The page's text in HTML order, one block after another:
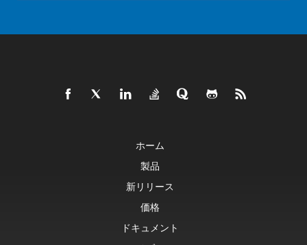
ホーム
製品
新リリース
価格
ドキュメント